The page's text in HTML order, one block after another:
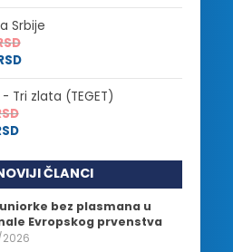
Srbije
Tri zlata (TEGET)
ČLANCI
bez plasmana u
Evropskog prvenstva